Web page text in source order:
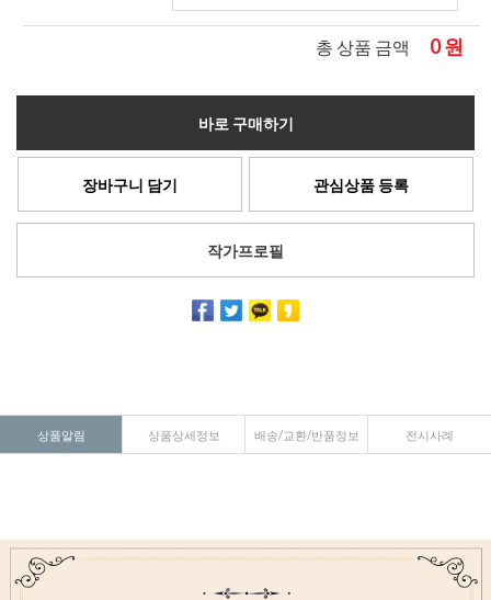
총 상품 금액 0원
바로 구매하기
장바구니 담기 관심상품 등록
작가프로필
상품알림 상품상세정보 배송/교환/반품정보 전시사례